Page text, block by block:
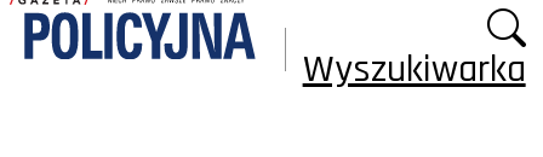
Wyszukiwarka